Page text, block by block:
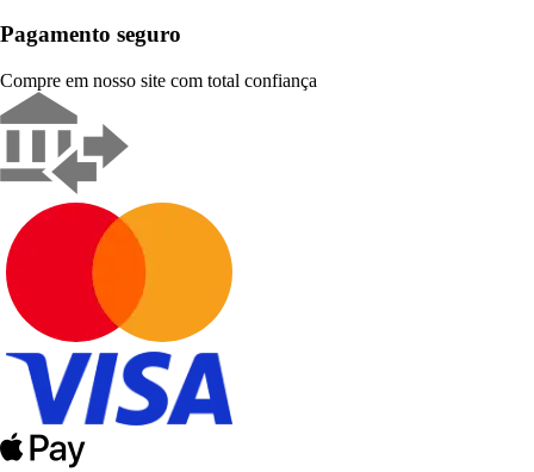
Pagamento seguro
Compre em nosso site com total confiança